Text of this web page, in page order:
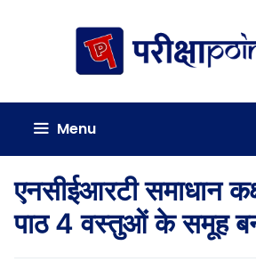
Menu
एनसीईआरटी समाधान
पाठ 4 वस्तुओं के समूह